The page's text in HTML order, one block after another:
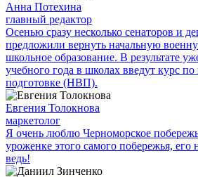
Анна Потехина
главный редактор
Осенью сразу несколько сенаторов и
предложили вернуть начальную
школьное образование. В результате
учебного года в школах введут курс
подготовке (НВП).
Евгения Толокнова
маркетолог
Я очень люблю Черноморское
уроженке этого самого побережья, его
ведь!